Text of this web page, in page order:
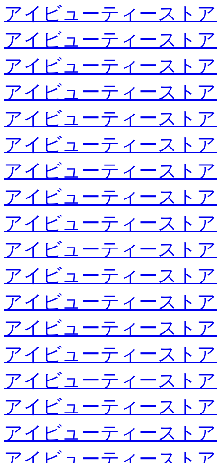
アイビューティースト
アイビューティースト
アイビューティースト
アイビューティースト
アイビューティースト
アイビューティースト
アイビューティースト
アイビューティースト
アイビューティースト
アイビューティースト
アイビューティースト
アイビューティースト
アイビューティースト
アイビューティースト
アイビューティースト
アイビューティースト
アイビューティースト